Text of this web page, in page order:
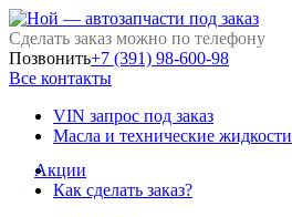
Сделать заказ можно по телефону
Позвонить+7 (391) 98-600-98
Все контакты
VIN запрос под заказ
Масла и технические жидкости
Акции
Как сделать заказ?